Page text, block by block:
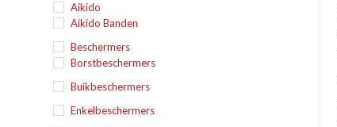
Aikido
Aikido Banden
Beschermers
Borstbeschermers
Buikbeschermers
Enkelbeschermers